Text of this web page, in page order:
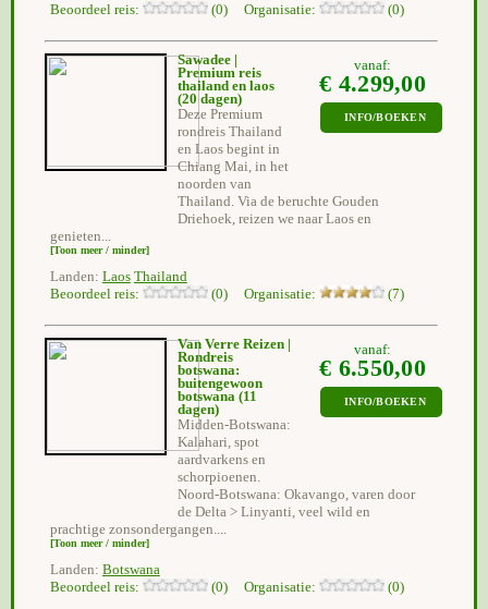
Beoordeel reis:
(0) Organisatie: (0)
vanaf:
€ 4.299,00
INFO/BOEKEN
Sawadee |
Premium reis
thailand en laos
(20 dagen)
Deze Premium
rondreis Thailand
en Laos begint in
Chiang Mai, in het
noorden van
Thailand. Via de beruchte Gouden
Driehoek, reizen we naar Laos en
genieten...
[Toon meer / minder]
Landen: Laos Thailand
Beoordeel reis:
(0) Organisatie: (7)
vanaf:
€ 6.550,00
INFO/BOEKEN
Van Verre Reizen |
Rondreis
botswana:
buitengewoon
botswana (11
dagen)
Midden-Botswana:
Kalahari, spot
aardvarkens en
schorpioenen.
Noord-Botswana: Okavango, varen door
de Delta > Linyanti, veel wild en
prachtige zonsondergangen....
[Toon meer / minder]
Landen: Botswana
Beoordeel reis:
(0) Organisatie: (0)